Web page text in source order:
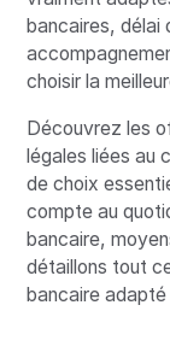
bancaires, délai
choisir la
Découvrez les
légales liées au
de choix
compte au
bancaire,
détaillons tout
bancaire